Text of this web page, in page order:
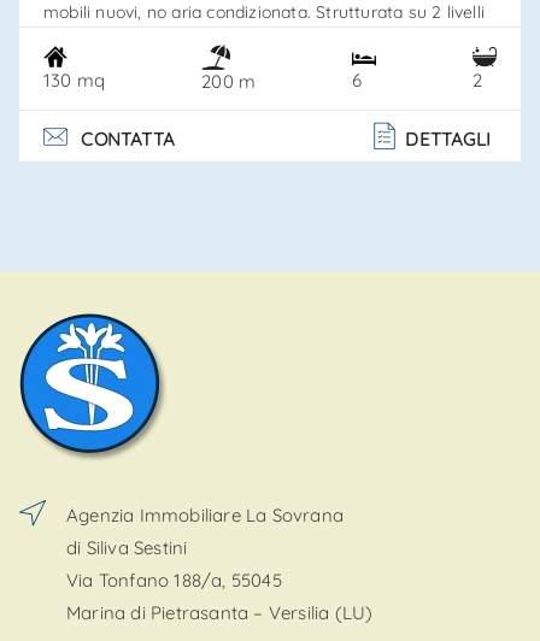
mobili nuovi, no aria condizionata. Strutturata su 2 livelli
principali, oltre alla taverna, come segue: p. Terra: ampio
portico, soggiorno/pranzo, cucina abitabile con accesso
studio; p. Primo: camera doppia con b. . .
130 mq 200 m 6 2
CONTATTA DETTAGLI
Agenzia Immobiliare La Sovrana
di Siliva Sestini
Via Tonfano 188/a, 55045
Marina di Pietrasanta – Versilia (LU)